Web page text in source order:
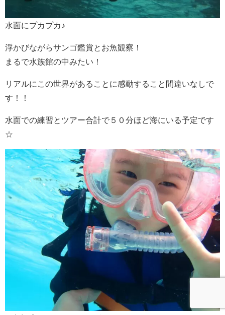
水面にプカプカ♪
浮かびながらサンゴ鑑賞とお魚観察！
まるで水族館の中みたい！
リアルにこの世界があることに感動すること間違いなしで
す！！
水面での練習とツアー合計で５０分ほど海にいる予定です
☆